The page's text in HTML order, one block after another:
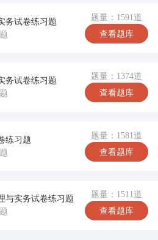
务试卷练习题
题量：1591道
查看题库
务试卷练习题
题量：1374道
查看题库
练习题
题量：1581道
查看题库
与实务试卷练习题
题量：1511道
查看题库